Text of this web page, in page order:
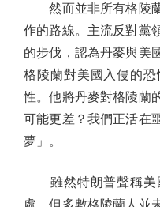
然而並非所有格陵蘭
作的路線。主流反對黨
的步伐，認為丹麥與美
格陵蘭對美國入侵的
性。他將丹麥對格陵蘭
可能更差？我們正活在
夢」。
雖然特朗普聲稱美
處，但多數格陵蘭人並